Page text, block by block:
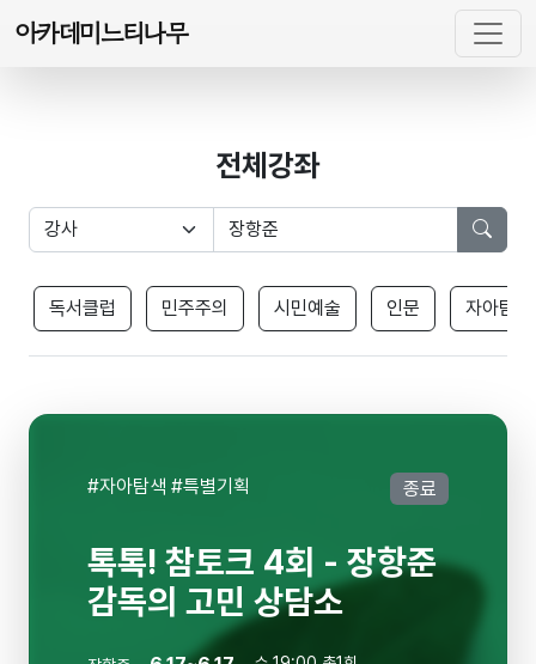
아카데미느티나무
전체강좌
독서클럽 민주주의 시민예술 인문 자아탐색
#자아탐색 #특별기획 종료
톡톡! 참토크 4회 - 장항준
감독의 고민 상담소